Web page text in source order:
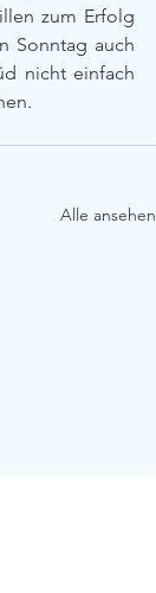
zum Erfolg
Sonntag auch
nicht einfach
Alle ansehen